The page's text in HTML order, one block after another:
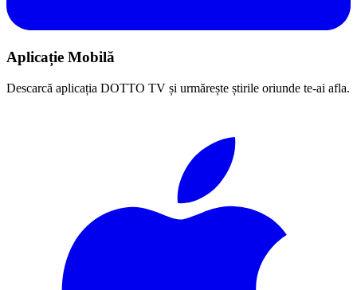
Aplicație Mobilă
Descarcă aplicația DOTTO TV și urmărește știrile oriunde te-ai afla.